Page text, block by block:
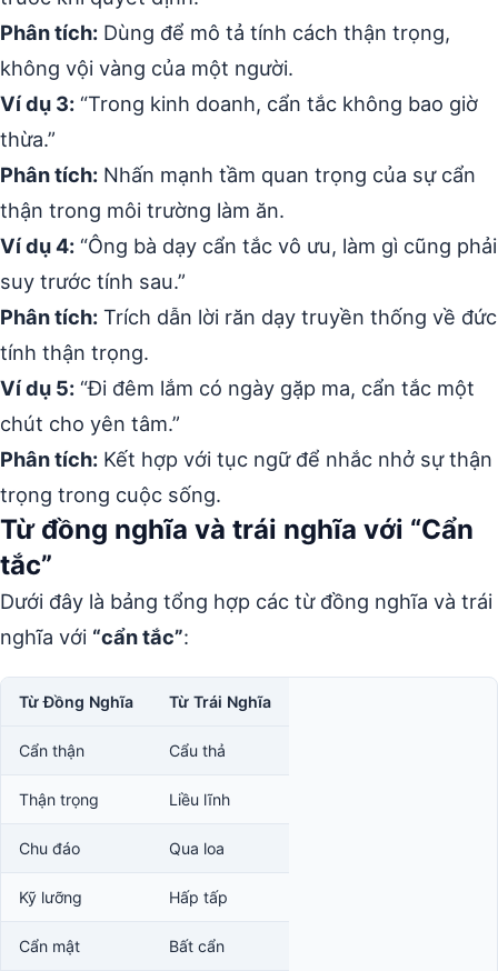
Phân tích: Dùng để mô tả tính cách thận trọng,
không vội vàng của một người.
Ví dụ 3: “Trong kinh doanh, cẩn tắc không bao giờ
thừa.”
Phân tích: Nhấn mạnh tầm quan trọng của sự cẩn
thận trong môi trường làm ăn.
Ví dụ 4: “Ông bà dạy cẩn tắc vô ưu, làm gì cũng phải
suy trước tính sau.”
Phân tích: Trích dẫn lời răn dạy truyền thống về đức
tính thận trọng.
Ví dụ 5: “Đi đêm lắm có ngày gặp ma, cẩn tắc một
chút cho yên tâm.”
Phân tích: Kết hợp với tục ngữ để nhắc nhở sự thận
trọng trong cuộc sống.
Từ đồng nghĩa và trái nghĩa với “Cẩn
tắc”
Dưới đây là bảng tổng hợp các từ đồng nghĩa và trái
nghĩa với “cẩn tắc”:
Từ Đồng Nghĩa Từ Trái Nghĩa
Cẩn thận Cẩu thả
Thận trọng Liều lĩnh
Chu đáo Qua loa
Kỹ lưỡng Hấp tấp
Cẩn mật Bất cẩn